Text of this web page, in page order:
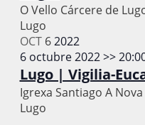
O Vello Cárcere de
Lugo
OCT 62022
6 octubre 2022 >>
Lugo | Vigilia-
Igrexa Santiago A
Lugo